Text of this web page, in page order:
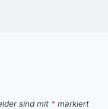
sind mit * markiert